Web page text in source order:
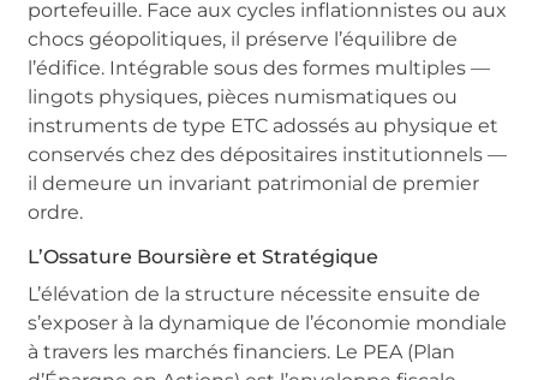
portefeuille. Face aux cycles inflationnistes ou aux
chocs géopolitiques, il préserve l’équilibre de
l’édifice. Intégrable sous des formes multiples —
lingots physiques, pièces numismatiques ou
instruments de type ETC adossés au physique et
conservés chez des dépositaires institutionnels —
il demeure un invariant patrimonial de premier
ordre.
L’Ossature Boursière et Stratégique
L’élévation de la structure nécessite ensuite de
s’exposer à la dynamique de l’économie mondiale
à travers les marchés financiers. Le PEA (Plan